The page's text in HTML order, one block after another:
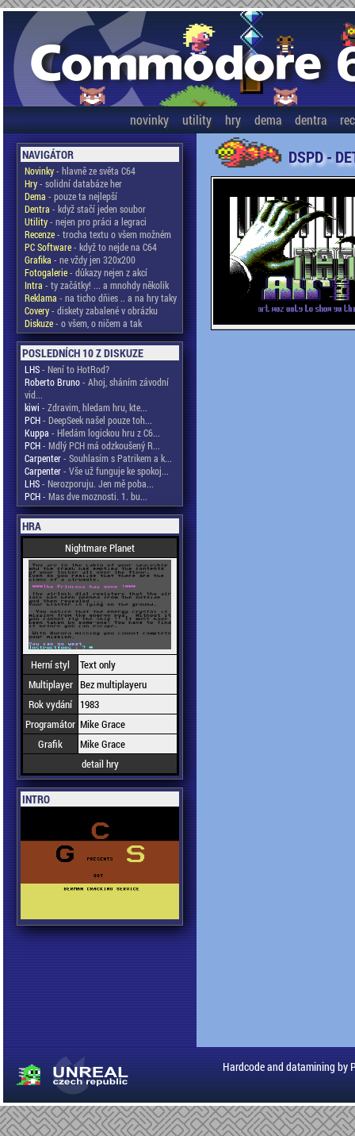
novinky utility hry dema dentra
NAVIGÁTOR
Novinky- hlavně ze světa C64
Hry- solidní databáze her
Dema - pouze ta nejlepší
Dentra - když stačí jeden soubor
Utility- nejen pro práci a legraci
Recenze- trocha textu o všem možném
PC Software- když to nejde na C64
Grafika - ne vždy jen 320x200
Fotogalerie- důkazy nejen z akcí
Intra - ty začátky! ... a mnohdy několik
Reklama - na ticho dňies .. a na hry taky
Covery- diskety zabalené v obrázku
Diskuze- o všem, o ničem a tak
POSLEDNÍCH 10 Z DISKUZE
LHS- Není to HotRod?
Roberto Bruno- Ahoj, sháním závodní
vid...
kiwi - Zdravim, hledam hru, kte...
PCH- DeepSeek našel pouze toh...
Kuppa - Hledám logickou hru z C6...
PCH- Mdlý PCH má odzkoušený R...
Carpenter- Souhlasím s Patrikem a k...
Carpenter- Vše už funguje ke spokoj...
LHS- Nerozporuju. Jen mě poba...
PCH- Mas dve moznosti. 1. bu...
HRA
Nightmare Planet
Herní styl
Text only
Multiplayer Bez multiplayeru
Rok vydání
1983
Programátor Mike Grace
Grafik
Mike Grace
detail hry
INTRO
DSPD -
Hardcode and datamining by